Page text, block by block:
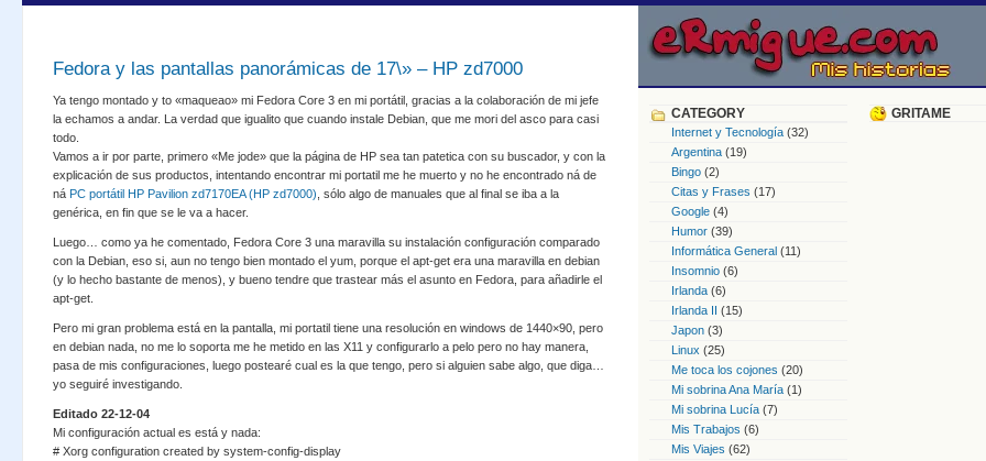
Fedora y las pantallas panorámicas de 17\» – HP zd7000
Ya tengo montado y to «maqueao» mi Fedora Core 3 en mi portátil, gracias a la colaboración de mi jefe
la echamos a andar. La verdad que igualito que cuando instale Debian, que me mori del asco para casi
todo.
Vamos a ir por parte, primero «Me jode» que la página de HP sea tan patetica con su buscador, y con la
explicación de sus productos, intentando encontrar mi portatil me he muerto y no he encontrado ná de
ná PC portátil HP Pavilion zd7170EA (HP zd7000) , sólo algo de manuales que al final se iba a la
genérica, en fin que se le va a hacer.
Luego… como ya he comentado, Fedora Core 3 una maravilla su instalación configuración comparado
con la Debian, eso si, aun no tengo bien montado el yum, porque el apt-get era una maravilla en debian
(y lo hecho bastante de menos), y bueno tendre que trastear más el asunto en Fedora, para añadirle el
apt-get.
Pero mi gran problema está en la pantalla, mi portatil tiene una resolución en windows de 1440×90, pero
en debian nada, no me lo soporta me he metido en las X11 y configurarlo a pelo pero no hay manera,
pasa de mis configuraciones, luego postearé cual es la que tengo, pero si alguien sabe algo, que diga…
yo seguiré investigando.
Editado 22-12-04
Mi configuración actual es está y nada:
# Xorg configuration created by system-config-display
CATEGORY
Internet y Tecnología (32)
Argentina (19)
Bingo (2)
Citas y Frases (17)
Google (4)
Humor (39)
Informática General (11)
Insomnio (6)
Irlanda (6)
Irlanda II (15)
Japon (3)
Linux (25)
Me toca los cojones (20)
Mi sobrina Ana María (1)
Mi sobrina Lucía (7)
Mis Trabajos (6)
Mis Viajes (62)
GRITAME